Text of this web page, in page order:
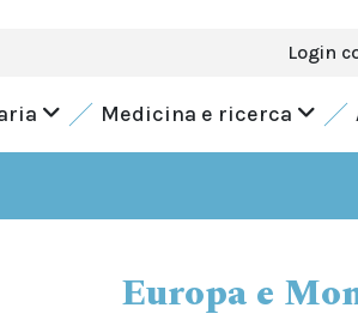
Login
Medicina e ricerca
Europa e